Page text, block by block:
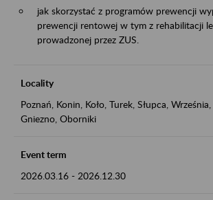
jak skorzystać z programów prewencji
prewencji rentowej w tym z rehabilitacji
prowadzonej przez ZUS.
Locality
Poznań, Konin, Koło, Turek, Słupca, Września,
Gniezno, Oborniki
Event term
2026.03.16 - 2026.12.30